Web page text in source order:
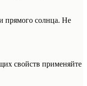
прямого солнца. Не
свойств применяйте